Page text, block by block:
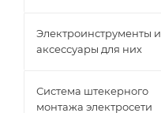
Электроинструменты и
аксессуары для них
Система штекерного
монтажа электросети